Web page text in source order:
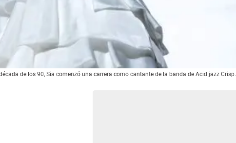
de los 90, Sia comenzó una carrera como cantante de la banda de Acid jazz Crisp.